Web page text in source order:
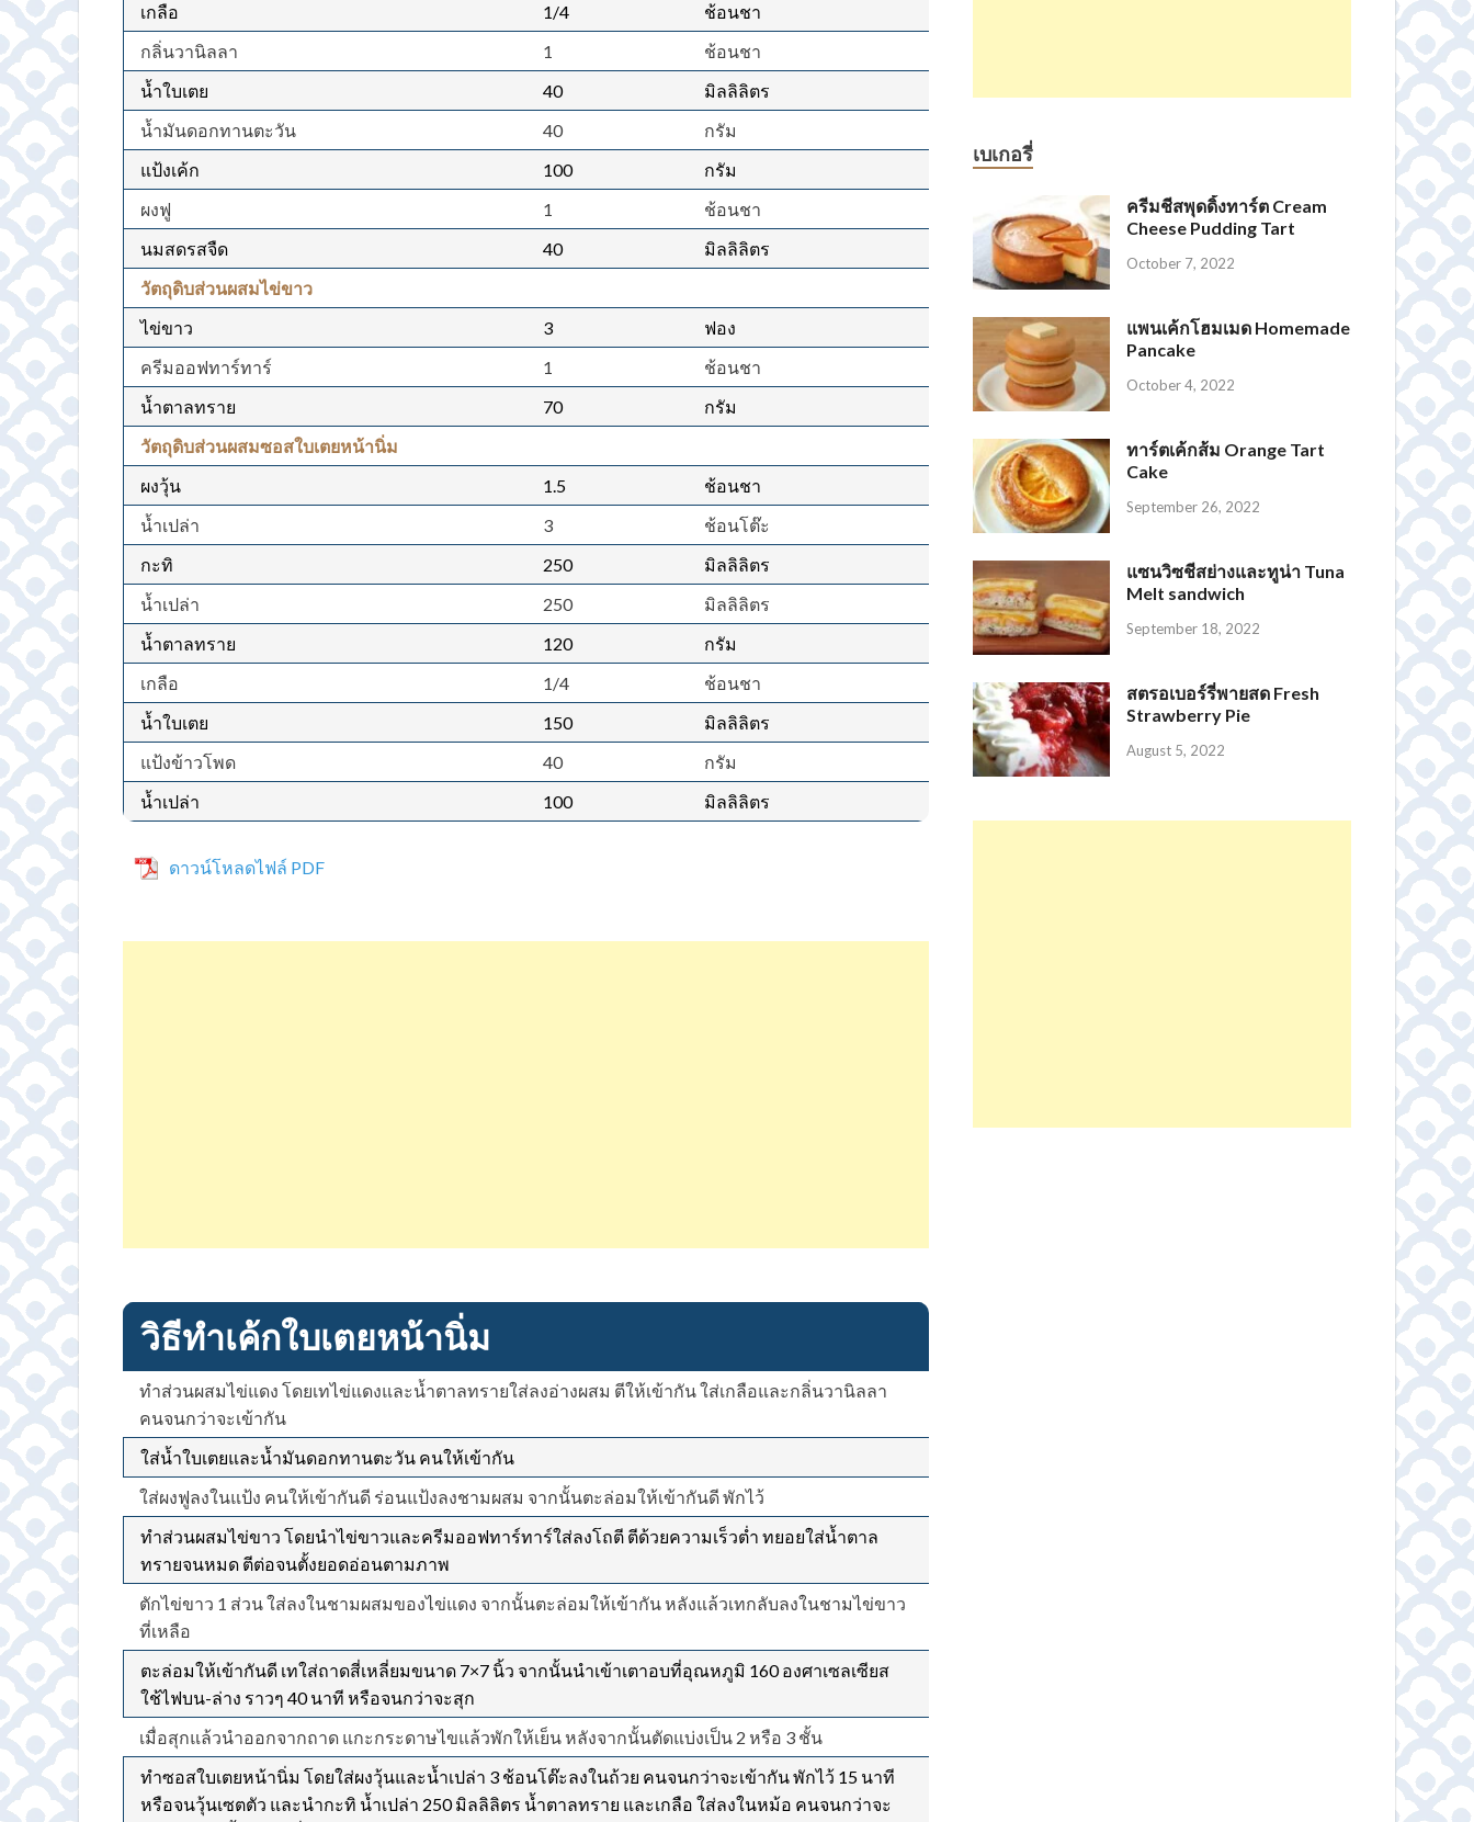
เกลือ
1/4
ช้อนชา
กลิ่นวานิลลา
1
ช้อนชา
น้ำใบเตย
40
มิลลิลิตร
น้ำมันดอกทานตะวัน
40
กรัม
แป้งเค้ก
100
กรัม
ผงฟู
1
ช้อนชา
นมสดรสจืด
40
มิลลิลิตร
วัตถุดิบส่วนผสมไข่ขาว
ไข่ขาว
3
ฟอง
ครีมออฟทาร์ทาร์
1
ช้อนชา
น้ำตาลทราย
70
กรัม
วัตถุดิบส่วนผสมซอสใบเตยหน้านิ่ม
ผงวุ้น
1.5
ช้อนชา
น้ำเปล่า
3
ช้อนโต๊ะ
กะทิ
250
มิลลิลิตร
น้ำเปล่า
250
มิลลิลิตร
น้ำตาลทราย
120
กรัม
เกลือ
1/4
ช้อนชา
น้ำใบเตย
150
มิลลิลิตร
แป้งข้าวโพด
40
กรัม
น้ำเปล่า
100 มิลลิลิตร
ดาวน์โหลดไฟล์ PDF
วิธีทำเค้กใบเตยหน้านิ่ม
ทำส่วนผสมไข่แดง โดยเทไข่แดงและน้ำตาลทรายใส่ลงอ่างผสม ตีให้เข้ากัน ใส่เกลือและกลิ่นวานิลลา
คนจนกว่าจะเข้ากัน
ใส่น้ำใบเตยและน้ำมันดอกทานตะวัน คนให้เข้ากัน
ใส่ผงฟูลงในแป้ง คนให้เข้ากันดี ร่อนแป้งลงชามผสม จากนั้นตะล่อมให้เข้ากันดี พักไว้
ทำส่วนผสมไข่ขาว โดยนำไข่ขาวและครีมออฟทาร์ทาร์ใส่ลงโถตี ตีด้วยความเร็วต่ำ ทยอยใส่น้ำตาล
ทรายจนหมด ตีต่อจนตั้งยอดอ่อนตามภาพ
ตักไข่ขาว 1 ส่วน ใส่ลงในชามผสมของไข่แดง จากนั้นตะล่อมให้เข้ากัน หลังแล้วเทกลับลงในชามไข่ขาว
ที่เหลือ
ตะล่อมให้เข้ากันดี เทใส่ถาดสี่เหลี่ยมขนาด 7×7 นิ้ว จากนั้นนำเข้าเตาอบที่อุณหภูมิ 160 องศาเซลเซียส
ใช้ไฟบน-ล่าง ราวๆ 40 นาที หรือจนกว่าจะสุก
เมื่อสุกแล้วนำออกจากถาด แกะกระดาษไขแล้วพักให้เย็น หลังจากนั้นตัดแบ่งเป็น 2 หรือ 3 ชั้น
ทำซอสใบเตยหน้านิ่ม โดยใส่ผงวุ้นและน้ำเปล่า 3 ช้อนโต๊ะลงในถ้วย คนจนกว่าจะเข้ากัน พักไว้ 15 นาที
หรือจนวุ้นเซตตัว และนำกะทิ น้ำเปล่า 250 มิลลิลิตร น้ำตาลทราย และเกลือ ใส่ลงในหม้อ คนจนกว่าจะ
เบเกอรี่
ครีมชีสพุดดิ้งทาร์ต Cream
Cheese Pudding Tart
October 7, 2022
แพนเค้กโฮมเมด Homemade
Pancake
October 4, 2022
ทาร์ตเค้กส้ม Orange Tart
Cake
September 26, 2022
แซนวิซชีสย่างและทูน่า Tuna
Melt sandwich
September 18, 2022
สตรอเบอร์รี่พายสด Fresh
Strawberry Pie
August 5, 2022